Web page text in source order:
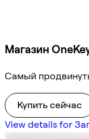
Магазин
Самый
Купить сейчас
View details for